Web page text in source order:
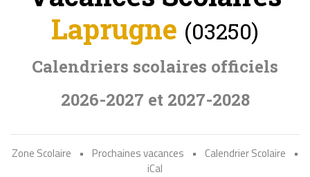
Laprugne (03250)
Calendriers scolaires officiels
2026-2027 et 2027-2028
Zone Scolaire • Prochaines vacances • Calendrier Scolaire
•
iCal